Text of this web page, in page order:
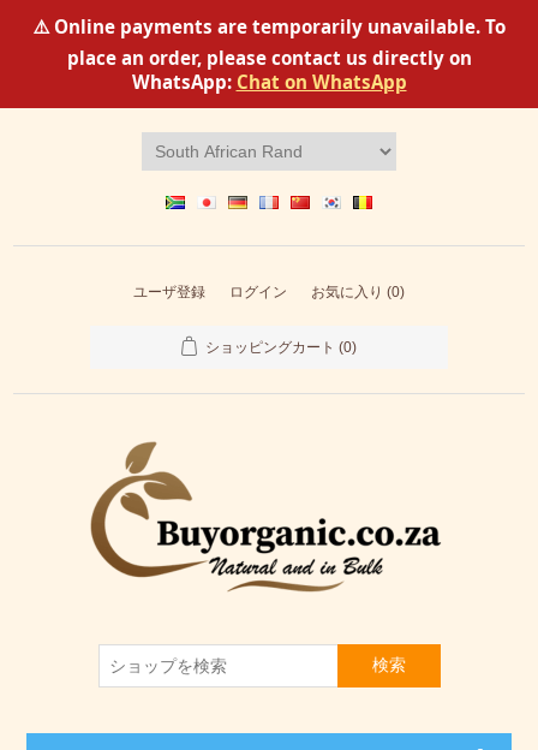
⚠️ Online payments are temporarily unavailable. To
place an order, please contact us directly on
WhatsApp: Chat on WhatsApp
ユーザ登録 ログイン お気に入り (0)
ショッピングカート (0)
検索